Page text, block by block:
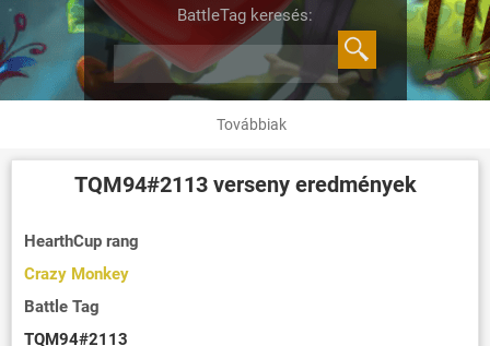
BattleTag keresés:
Továbbiak
TQM94#2113verseny eredmények
HearthCup rang
Crazy Monkey
Battle Tag
TQM94#2113